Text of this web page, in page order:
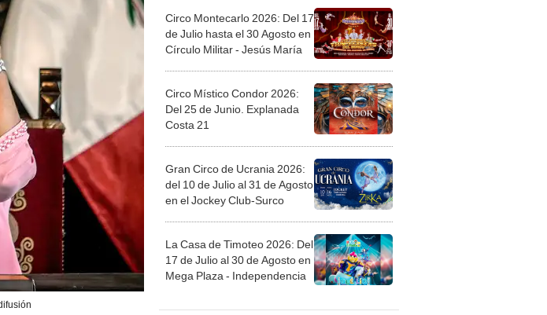
Circo Montecarlo 2026: Del 17
de Julio hasta el 30 Agosto en
Círculo Militar - Jesús María
Circo Místico Condor 2026:
Del 25 de Junio. Explanada
Costa 21
Gran Circo de Ucrania 2026:
del 10 de Julio al 31 de Agosto
en el Jockey Club-Surco
La Casa de Timoteo 2026: Del
17 de Julio al 30 de Agosto en
Mega Plaza - Independencia